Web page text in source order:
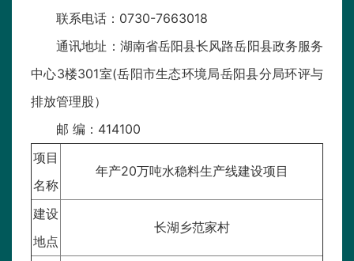
联系电话：0730-7663018
通讯地址：湖南省岳阳县长风路岳阳县政务服务
中心3楼301室(岳阳市生态环境局岳阳县分局环评与
排放管理股）
邮 编：414100
项目
名称
年产20万吨水稳料生产线建设项目
建设
地点
长湖乡范家村